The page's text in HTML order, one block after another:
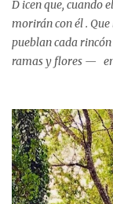
D icen que, cuando
morirán con él .
pueblan cada
ramas y flores — en
en las que la vida
imposible que,
anciana o niña que
estremezca ante
Hamadríade (1895)